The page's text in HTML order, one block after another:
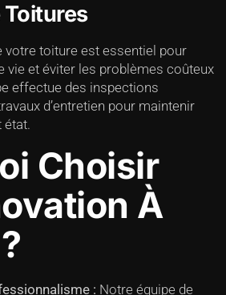
Toitures
votre toiture est essentiel pour
vie et éviter les problèmes coûteux
effectue des inspections
d’entretien pour maintenir
état.
Choisir
À
: Notre équipe de